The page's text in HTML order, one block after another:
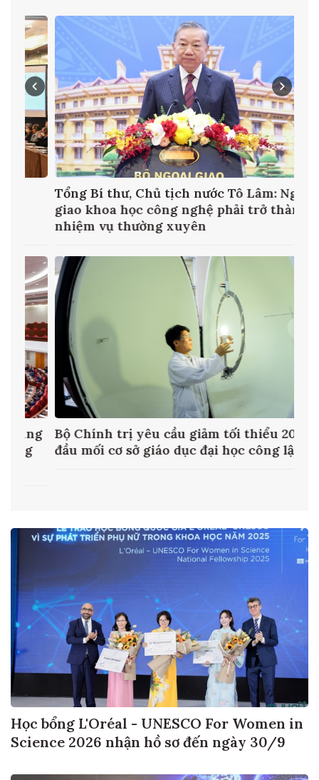
Bộ Tư pháp tổ chức Diễn đàn Pháp luật
ASEAN 2026 về ứng dụng AI trong xây
dựng và thi hành pháp luật
Đổi tên Ban Tuyên giáo và Dân vận Trung
ương thành Ban Tuyên giáo Trung ương
Học bổng L'Oréal - UNESCO For Women in
Science 2026 nhận hồ sơ đến ngày 30/9